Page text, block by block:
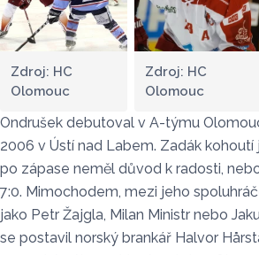
Zdroj: HC
Olomouc
Zdroj: HC
Olomouc
Ondrušek debutoval v A-týmu
2006 v Ústí nad Labem. Zadák kohoutí
po zápase neměl důvod k radosti,
7:0. Mimochodem, mezi jeho
jako Petr Žajgla, Milan Ministr nebo
se postavil norský brankář Halvor